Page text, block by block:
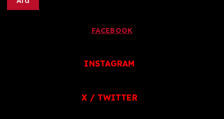
m
FACEBOOK
INSTAGRAM
X / TWITTER